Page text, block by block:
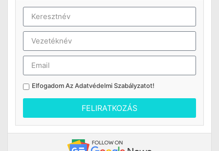
Elfogadom AzAdatvédelmi Szabályzatot!
FELIRATKOZÁS